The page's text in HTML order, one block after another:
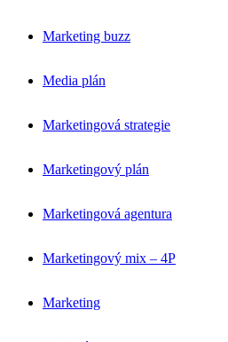
Marketing buzz
Media plán
Marketingová strategie
Marketingový plán
Marketingová agentura
Marketingový mix – 4P
Marketing